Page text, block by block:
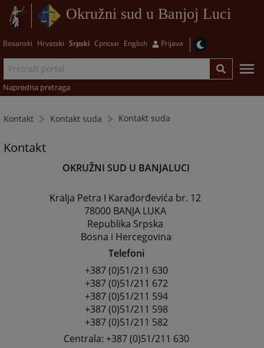
Okružni sud u Banjoj Luci
Bosanski Hrvatski Srpski Српски English Prijava
Napredna pretraga
Kontakt Kontakt suda Kontakt suda
Kontakt
OKRUŽNI SUD U BANJALUCI
Kralja Petra I Karađorđevića br. 12
78000 BANJA LUKA
Republika Srpska
Bosna i Hercegovina
Telefoni
+387 (0)51/211 630
+387 (0)51/211 672
+387 (0)51/211 594
+387 (0)51/211 598
+387 (0)51/211 582
Centrala: +387 (0)51/211 630